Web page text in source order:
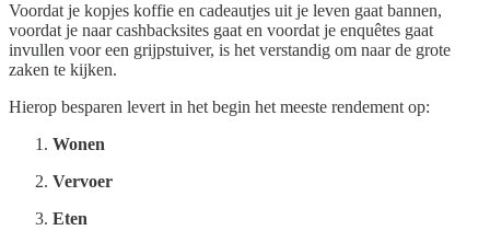
Voordat je kopjes koffie en cadeautjes uit je leven gaat bannen,
voordat je naar cashbacksites gaat en voordat je enquêtes gaat
invullen voor een grijpstuiver, is het verstandig om naar de grote
zaken te kijken.
Hierop besparen levert in het begin het meeste rendement op:
Wonen
Vervoer
Eten